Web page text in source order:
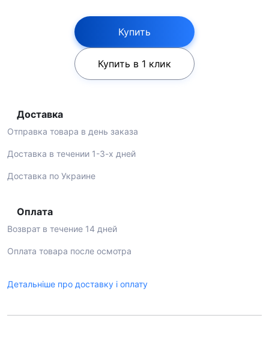
Купить
Купить в 1 клик
Доставка
Отправка товара в день заказа
Доставка в течении 1-3-х дней
Доставка по Украине
Оплата
Возврат в течение 14 дней
Оплата товара после осмотра
Детальніше про доставку і оплату